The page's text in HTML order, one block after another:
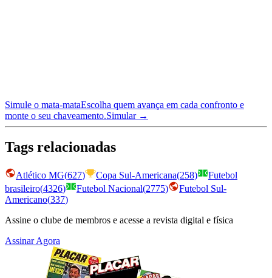
Simule o mata-mataEscolha quem avança em cada confronto e
monte o seu chaveamento.Simular →
Tags relacionadas
Atlético MG(627) Copa Sul-Americana(258)
Futebol
brasileiro(4326) Futebol Nacional(2775)
Futebol Sul-
Americano(337)
Assine o clube de membros e acesse a revista digital e física
Assinar Agora